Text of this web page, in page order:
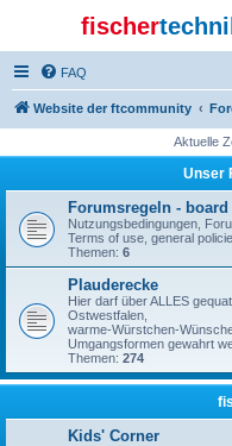
fischer
FAQ
Website der ftcommunity
Aktuelle
Unser
Forumsregeln -
Nutzungsbedingungen,
Terms of use, general
Themen: 6
Plauderecke
Hier darf über ALLES
Ostwestfalen,
warme-Würstchen-
Umgangsformen gewahrt
Themen: 274
Kids' Corner